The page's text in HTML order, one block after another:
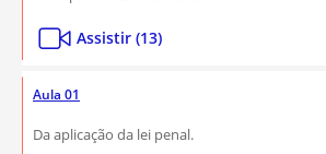
Assistir (13)
Aula 01
Da aplicação da lei penal.